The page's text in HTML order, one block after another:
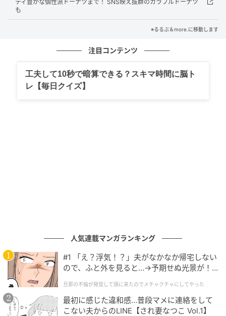
ントとして楽しめます。
海鮮・お肉はもちろんフルーツやおつまみ
鍋スープイメージ 写真提供：八芳
ティ豊かな個性派ドーナツまで！ SNS映え抜群のカラフルドーナツ
も
※るるぶ＆more.に移動します
注目コンテンツ
工夫して10秒で暗算できる？スキマ時間に脳ト
レ【毎日クイズ】
人気連載マンガランキング
#1 「え？浮気！？」夫がなかなか帰宅しない
ので、ふと外を見ると…→予期せぬ光景が！
クチャにしてやった
旦那の不倫が発覚して頭に来たのでメチャクチャにしてやった
最初に感じた違和感…普段マメに連絡をして
こない夫からのLINE【され妻なつこ Vol.1】